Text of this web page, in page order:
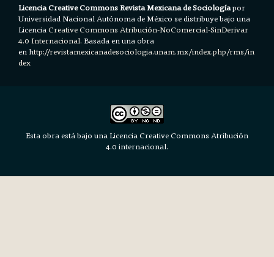
Licencia Creative Commons Revista Mexicana de Sociologíapor
Universidad Nacional Autónoma de México se distribuye bajo una
LicenciaCreative Commons Atribución-NoComercial-SinDerivar
4.0 Internacional.Basada en una obra
en http://revistamexicanadesociologia.unam.mx/index.php/rms/in
dex
Esta obra está bajo una Licencia Creative Commons Atribución
4.0 internacional.